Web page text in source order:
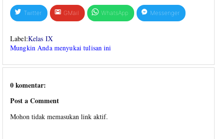
Twitter GMail WhatsApp Messenger
Label:Kelas IX
Mungkin Anda menyukai tulisan ini
0 komentar:
Post a Comment
Mohon tidak memasukan link aktif.